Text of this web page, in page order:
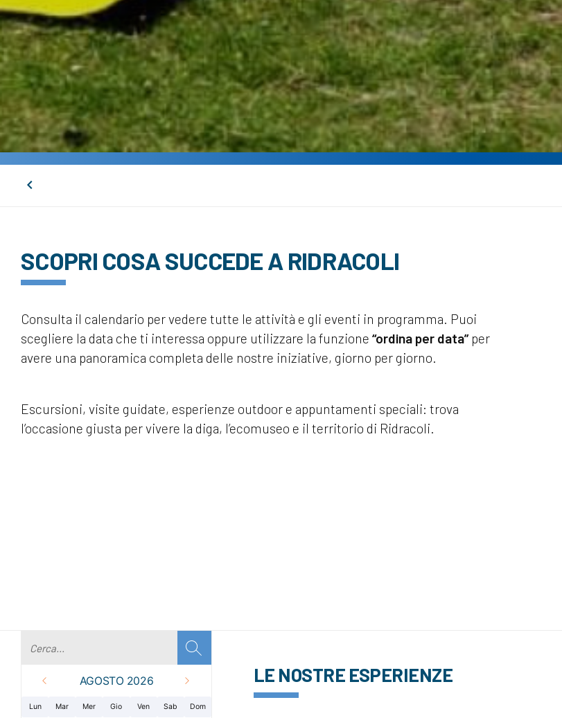
SCOPRI COSA SUCCEDE A RIDRACOLI
Consulta il calendario per vedere tutte le attività e gli eventi in programma. Puoi
scegliere la data che ti interessa oppure utilizzare la funzione “ordina per data” per
avere una panoramica completa delle nostre iniziative, giorno per giorno.
Escursioni, visite guidate, esperienze outdoor e appuntamenti speciali: trova
l’occasione giusta per vivere la diga, l’ecomuseo e il territorio di Ridracoli.
AGOSTO 2026
Lun Mar Mer Gio Ven Sab Dom
LE NOSTRE ESPERIENZE